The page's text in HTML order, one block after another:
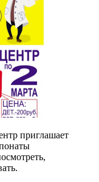
приглашает